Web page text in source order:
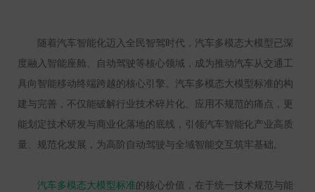
随着汽车智能化迈入全民智驾时代，汽车多模态大模型已深
度融入智能座舱、自动驾驶等核心领域，成为推动汽车从交通工
具向智能移动终端跨越的核心引擎。汽车多模态大模型标准的构
建与完善，不仅能破解行业技术碎片化、应用不规范的痛点，更
能划定技术研发与商业化落地的底线，引领汽车智能化产业高质
量、规范化发展，为高阶自动驾驶与全域智能交互筑牢基础。
汽车多模态大模型标准的核心价值，在于统一技术规范与能